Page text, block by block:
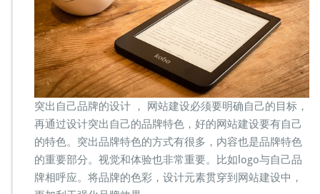
突出自己品牌的设计 ， 网站建设必须要明确自己的目标，
再通过设计突出自己的品牌特色，好的网站建设要有自己
的特色。突出品牌特色的方式有很多，内容也是品牌特色
的重要部分。视觉和体验也非常重要。比如logo与自己品
牌相呼应。将品牌的色彩，设计元素贯穿到网站建设中，